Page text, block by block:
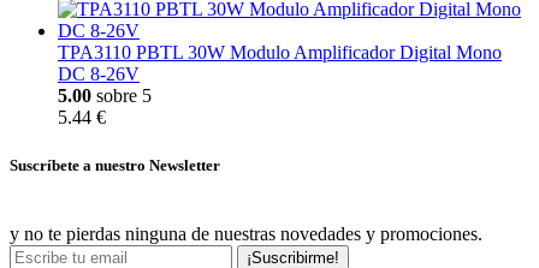
TPA3110 PBTL 30W Modulo Amplificador Digital Mono
DC 8-26V
5.00 sobre 5
5.44 €
Suscríbete a nuestro Newsletter
y no te pierdas ninguna de nuestras novedades y promociones.
¡Suscribirme!